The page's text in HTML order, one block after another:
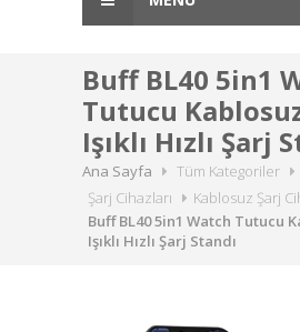
Buff BL40 5in1
Tutucu
Işıklı Hızlı Şarj
Ana Sayfa Tüm Kategoriler
Şarj Cihazları
Kablosuz Şarj
Buff BL40 5in1 Watch Tutucu
Işıklı Hızlı Şarj Standı